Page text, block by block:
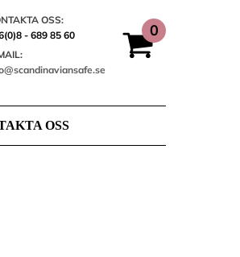
OSS:
- 689 85 60
OSS